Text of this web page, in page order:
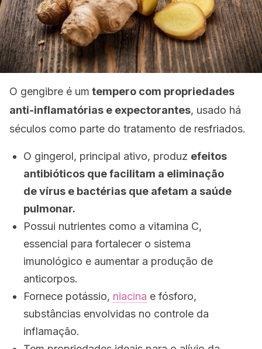
O gengibre é um tempero com propriedades
anti-inflamatórias e expectorantes, usado há
séculos como parte do tratamento de resfriados.
O gingerol, principal ativo, produz efeitos
antibióticos que facilitam a eliminação
de vírus e bactérias que afetam a saúde
pulmonar.
Possui nutrientes como a vitamina C,
essencial para fortalecer o sistema
imunológico e aumentar a produção de
anticorpos.
Fornece potássio, niacina e fósforo,
substâncias envolvidas no controle da
inflamação.